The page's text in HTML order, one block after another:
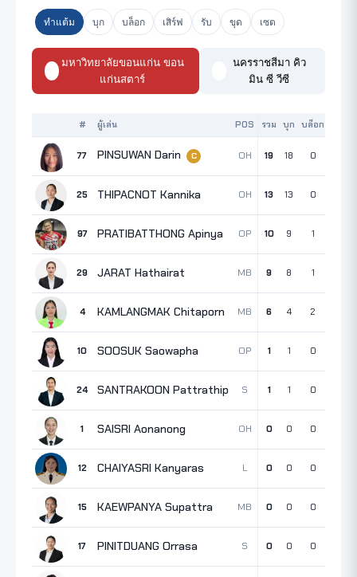
ทำแต้ม บุก บล็อก เสิร์ฟ รับ ขุด เซต
มหาวิทยาลัยขอนแก่น ขอน
แก่นสตาร์
นครราชสีมา คิว
มิน ซี วีซี
# ผู้เล่น POS รวม บุก บล็อก
77 PINSUWAN Darin C OH 19 18 0
25 THIPACNOT Kannika OH 13 13 0
97 PRATIBATTHONG Apinya OP 10 9 1
29 JARAT Hathairat MB 9 8 1
4 KAMLANGMAK Chitaporn MB 6 4 2
10 SOOSUK Saowapha OP 1 1 0
24 SANTRAKOON Pattrathip S 1 1 0
1 SAISRI Aonanong OH 0 0 0
12 CHAIYASRI Kanyaras L 0 0 0
15 KAEWPANYA Supattra MB 0 0 0
17 PINITDUANG Orrasa S 0 0 0